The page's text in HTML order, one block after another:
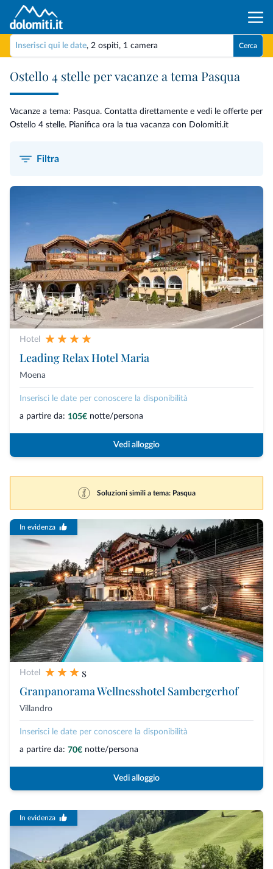
Inserisci qui le date, 2 ospiti, 1 camera Cerca
Ostello 4 stelle per vacanze a tema Pasqua
Vacanze a tema: Pasqua. Contatta direttamente e vedi le offerte per
Ostello 4 stelle. Pianifica ora la tua vacanza con Dolomiti.it
Filtra
Hotel
Leading Relax Hotel Maria
Moena
Inserisci le date per conoscere la disponibilità
a partire da: 105€ notte/persona
Vedi alloggio
Soluzioni simili a tema: Pasqua
In evidenza
Hotel
s
Granpanorama Wellnesshotel Sambergerhof
Villandro
Inserisci le date per conoscere la disponibilità
a partire da: 70€ notte/persona
Vedi alloggio
In evidenza